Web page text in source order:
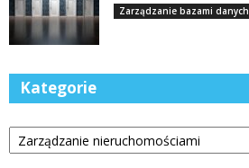
Zarządzanie bazami danych
Kategorie
Kategorie